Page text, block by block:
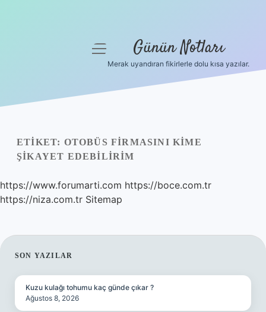
Yasal Uyarı
menüyü
Günün Notları
Merak uyandıran fikirlerle dolu kısa yazılar.
ETIKET: OTOBÜS FIRMASINI KIME
ŞIKAYET EDEBILIRIM
https://www.forumarti.com https://boce.com.tr
https://niza.com.tr Sitemap
SIDEBAR
SON YAZILAR
Kuzu kulağı tohumu kaç günde çıkar ?
Ağustos 8, 2026